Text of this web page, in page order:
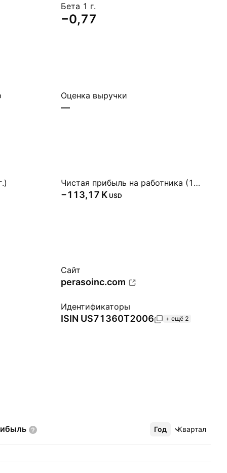
Бета 1 г.
−0,77
Оценка выручки
—
Чистая прибыль на работника (1 г.)
‪−113,17 K‬ USD
Сайт
perasoinc.com
Идентификаторы
ISIN US71360T2006 + ещё 2
Год Квартал
Ещё